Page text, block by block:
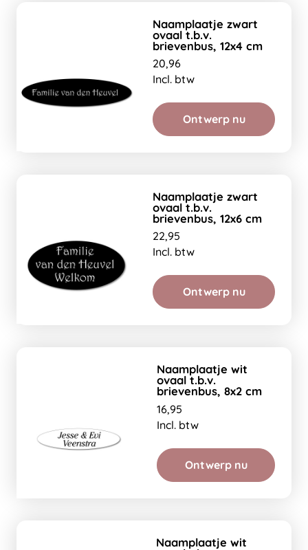
Naamplaatje zwart
ovaal t.b.v.
brievenbus, 12x4 cm
20,96
Incl. btw
Ontwerp nu
Naamplaatje zwart
ovaal t.b.v.
brievenbus, 12x6 cm
22,95
Incl. btw
Ontwerp nu
Naamplaatje wit
ovaal t.b.v.
brievenbus, 8x2 cm
16,95
Incl. btw
Ontwerp nu
Naamplaatje wit